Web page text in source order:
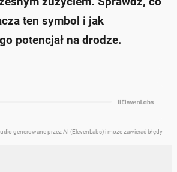
ten symbol i jak
potencjał na drodze.
generowane przez AI (ElevenLabs) i może zawierać błędy